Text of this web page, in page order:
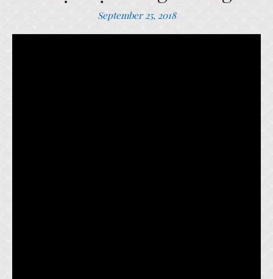
September 25, 2018